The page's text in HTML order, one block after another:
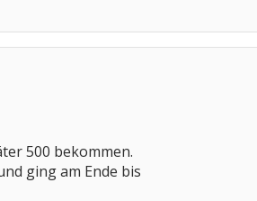
500 bekommen.
ging am Ende bis